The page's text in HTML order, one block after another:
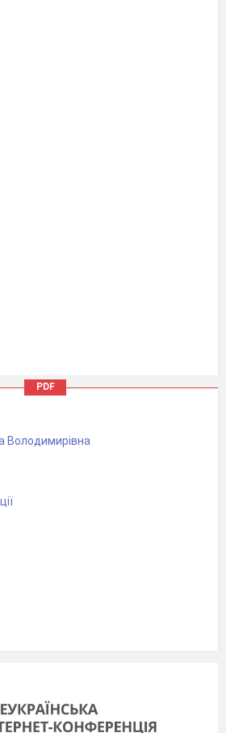
ЩОРОКУ ЛЮДИ
PDF
Володимирівна